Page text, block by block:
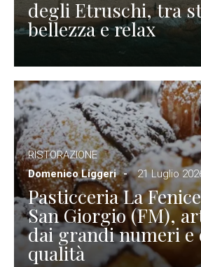
degli Etruschi, tra
bellezza e relax
RISTORAZIONE
Domenico Liggeri
21 Luglio
Pasticceria La
San Giorgio (FM),
dai grandi numeri e
qualità